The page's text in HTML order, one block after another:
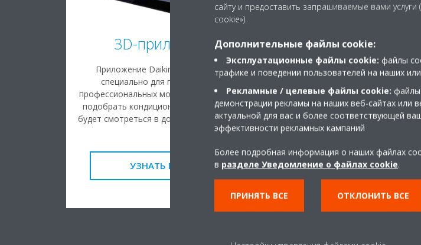
3D-приложение
Приложение Daikin 3D разработано
специально для пользователей и
профессиональных монтажников, позволяя
подобрать кондиционер и увидеть, как он
будет смотреться в доме ДО приобретения!
УЗНАТЬ БОЛЬШЕ
Программа
диаграмм
Данный инструмент
поддержки всех
занимающихся
кондиционирования
информацию о
«обрабатываемого
сайту и предоставить запрашиваемые вами
cookie»).
Дополнительные файлы cookie:
Эксплуатационные файлы cookie: файлы
трафике и поведении пользователей на наших
Рекламные / целевые файлы cookie:
демонстрации рекламы на наших веб-сайтах или
актуальной для вас и более соответствующей
эффективности рекламных кампаний
Более подробная информация о наших файлах
в разделе Уведомление о файлах cookie.
ПРИНЯТЬ ВСЕ ОТКЛОНИТЬ ВСЕ